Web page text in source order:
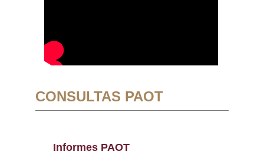
CONSULTAS PAOT
Informes PAOT